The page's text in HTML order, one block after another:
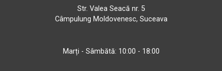
Str. Valea Seacă nr. 5
Câmpulung Moldovenesc, Suceava
Marți - Sâmbătă: 10:00 - 18:00